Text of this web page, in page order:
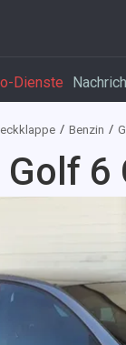
Dienste
Benzin
6